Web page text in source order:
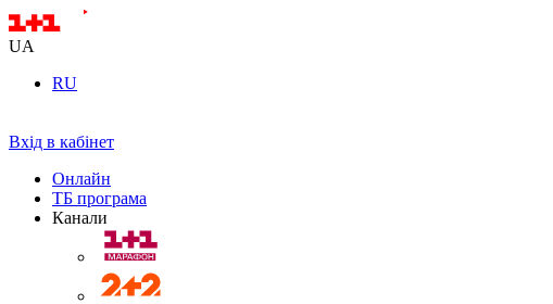
UA
RU
Вхід в кабінет
Онлайн
ТБ програма
Канали